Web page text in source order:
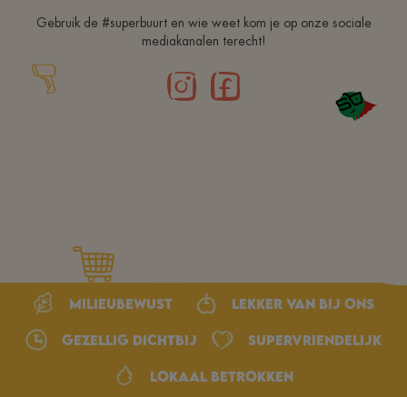
Gebruik de #superbuurt en wie weet kom je op onze sociale
mediakanalen terecht!
Milieubewust Lekker van bij ons
Gezellig dichtbij Supervriendelijk
Lokaal betrokken